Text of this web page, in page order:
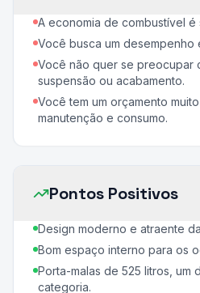
A economia de combustível
Você busca um desempenho
Você não quer se preocupar
suspensão ou acabamento.
Você tem um orçamento
manutenção e consumo.
Pontos Positivos
Design moderno e atraente
Bom espaço interno para os
Porta-malas de 525 litros, um
categoria.